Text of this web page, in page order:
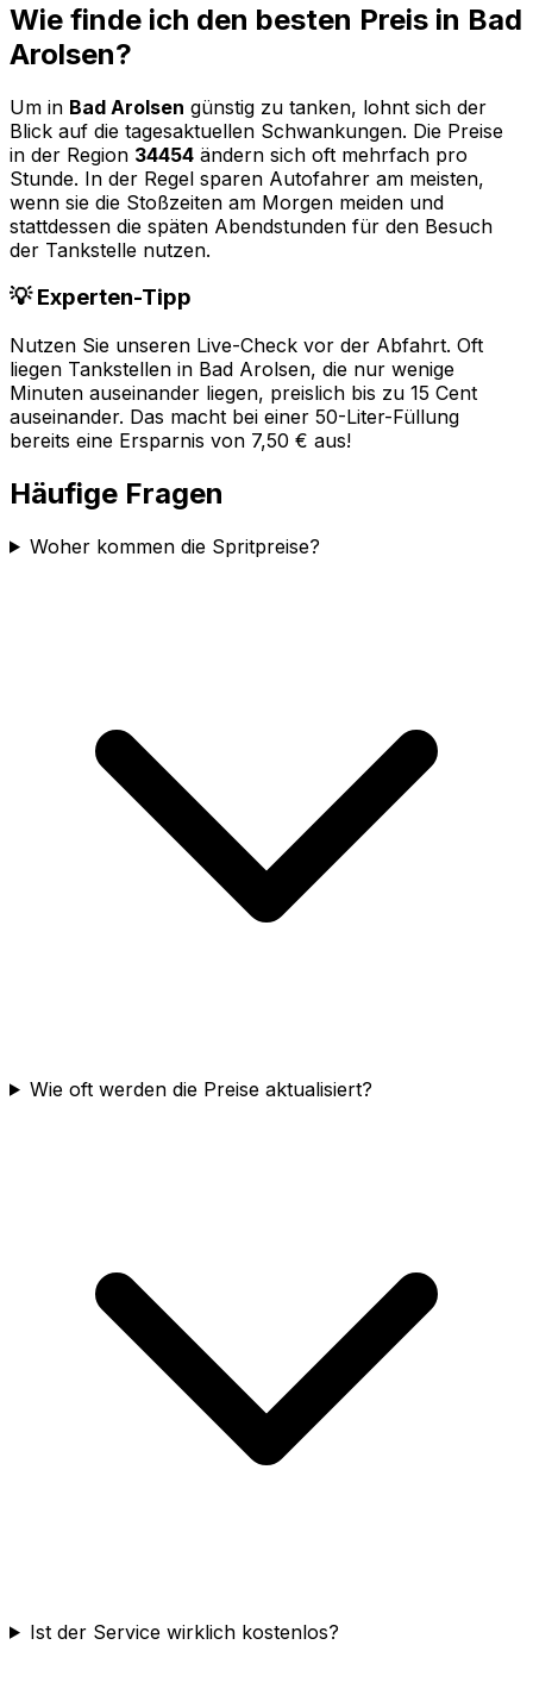
Wie finde ich den besten Preis in Bad
Arolsen?
Um in Bad Arolsen günstig zu tanken, lohnt sich der
Blick auf die tagesaktuellen Schwankungen. Die Preise
in der Region 34454 ändern sich oft mehrfach pro
Stunde. In der Regel sparen Autofahrer am meisten,
wenn sie die Stoßzeiten am Morgen meiden und
stattdessen die späten Abendstunden für den Besuch
der Tankstelle nutzen.
💡 Experten-Tipp
Nutzen Sie unseren Live-Check vor der Abfahrt. Oft
liegen Tankstellen in Bad Arolsen, die nur wenige
Minuten auseinander liegen, preislich bis zu 15 Cent
auseinander. Das macht bei einer 50-Liter-Füllung
bereits eine Ersparnis von 7,50 € aus!
Häufige Fragen
Woher kommen die Spritpreise?
Wie oft werden die Preise aktualisiert?
Ist der Service wirklich kostenlos?